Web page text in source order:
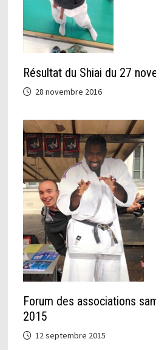
Résultat du Shiai du 27
28 novembre 2016
Forum des associations
2015
12 septembre 2015